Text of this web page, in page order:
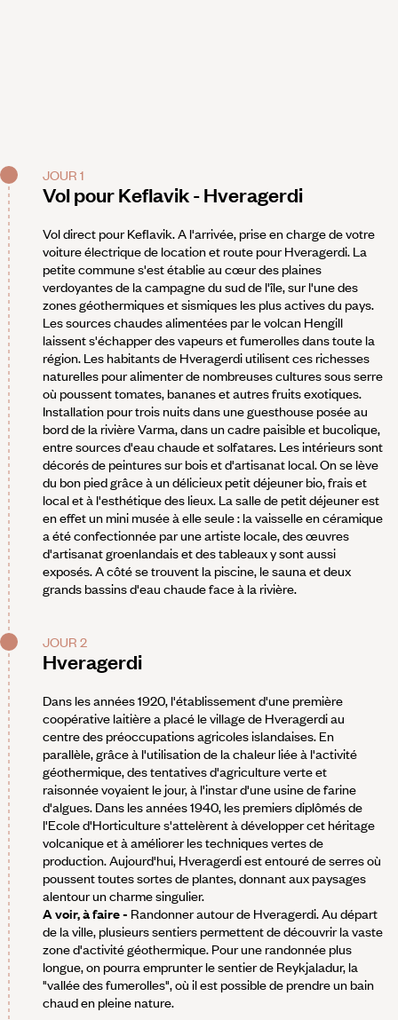
JOUR 1
Vol pour Keflavik - Hveragerdi
Vol direct pour Keflavik. A l'arrivée, prise en charge de votre
voiture électrique de location et route pour Hveragerdi. La
petite commune s'est établie au cœur des plaines
verdoyantes de la campagne du sud de l'île, sur l'une des
zones géothermiques et sismiques les plus actives du pays.
Les sources chaudes alimentées par le volcan Hengill
laissent s'échapper des vapeurs et fumerolles dans toute la
région. Les habitants de Hveragerdi utilisent ces richesses
naturelles pour alimenter de nombreuses cultures sous serre
où poussent tomates, bananes et autres fruits exotiques.
Installation pour trois nuits dans une guesthouse posée au
bord de la rivière Varma, dans un cadre paisible et bucolique,
entre sources d'eau chaude et solfatares. Les intérieurs sont
décorés de peintures sur bois et d'artisanat local. On se lève
du bon pied grâce à un délicieux petit déjeuner bio, frais et
local et à l'esthétique des lieux. La salle de petit déjeuner est
en effet un mini musée à elle seule : la vaisselle en céramique
a été confectionnée par une artiste locale, des œuvres
d'artisanat groenlandais et des tableaux y sont aussi
exposés. A côté se trouvent la piscine, le sauna et deux
grands bassins d'eau chaude face à la rivière.
JOUR 2
Hveragerdi
Dans les années 1920, l'établissement d'une première
coopérative laitière a placé le village de Hveragerdi au
centre des préoccupations agricoles islandaises. En
parallèle, grâce à l'utilisation de la chaleur liée à l'activité
géothermique, des tentatives d'agriculture verte et
raisonnée voyaient le jour, à l'instar d'une usine de farine
d'algues. Dans les années 1940, les premiers diplômés de
l'Ecole d'Horticulture s'attelèrent à développer cet héritage
volcanique et à améliorer les techniques vertes de
production. Aujourd'hui, Hveragerdi est entouré de serres où
poussent toutes sortes de plantes, donnant aux paysages
alentour un charme singulier.
A voir, à faire - Randonner autour de Hveragerdi. Au départ
de la ville, plusieurs sentiers permettent de découvrir la vaste
zone d'activité géothermique. Pour une randonnée plus
longue, on pourra emprunter le sentier de Reykjaladur, la
"vallée des fumerolles", où il est possible de prendre un bain
chaud en pleine nature.